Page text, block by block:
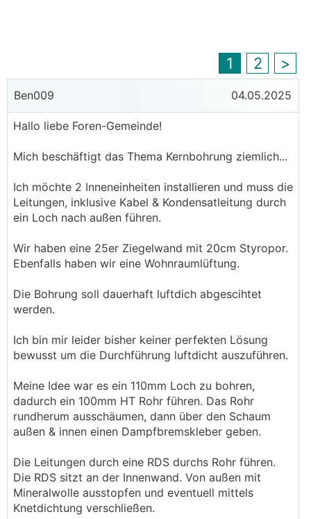
1 2 >
Ben009 04.05.2025
Hallo liebe Foren-Gemeinde!
Mich beschäftigt das Thema Kernbohrung ziemlich...
Ich möchte 2 Inneneinheiten installieren und muss die
Leitungen, inklusive Kabel & Kondensatleitung durch
ein Loch nach außen führen.
Wir haben eine 25er Ziegelwand mit 20cm Styropor.
Ebenfalls haben wir eine Wohnraumlüftung.
Die Bohrung soll dauerhaft luftdich abgescihtet
werden.
Ich bin mir leider bisher keiner perfekten Lösung
bewusst um die Durchführung luftdicht auszuführen.
Meine Idee war es ein 110mm Loch zu bohren,
dadurch ein 100mm HT Rohr führen. Das Rohr
rundherum ausschäumen, dann über den Schaum
außen & innen einen Dampfbremskleber geben.
Die Leitungen durch eine RDS durchs Rohr führen.
Die RDS sitzt an der Innenwand. Von außen mit
Mineralwolle ausstopfen und eventuell mittels
Knetdichtung verschließen.